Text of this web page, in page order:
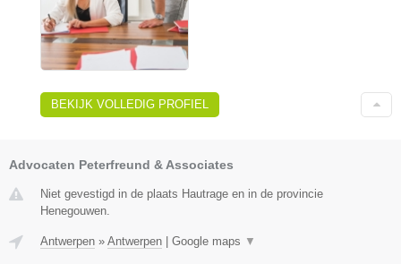
BEKIJK VOLLEDIG PROFIEL
Advocaten Peterfreund & Associates
Niet gevestigd in de plaats Hautrage en in de provincie
Henegouwen.
Antwerpen » Antwerpen Google maps ▼